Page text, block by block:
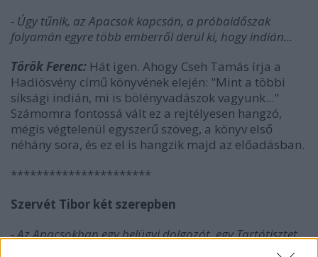
- Úgy tűnik, az Apacsok kapcsán, a próbaidőszak
folyamán egyre több emberről derül ki, hogy indián...
Török Ferenc: Hát igen. Ahogy Cseh Tamás írja a
Hadiösvény című könyvének elején: "Mint a többi
síksági indián, mi is bölényvadászok vagyunk..."
Számomra fontossá vált ez a rejtélyesen hangzó,
mégis végtelenül egyszerű szöveg, a könyv első
néhány sora, és ez el is hangzik majd az előadásban.
**********************
Szervét Tibor két szerepben
- Az Apacsokban egy belügyi dolgozót, egy Tartótisztet
játszol. A régi szerepeid közül van-e olyan, ami hasonlít